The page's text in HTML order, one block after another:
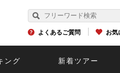
よくあるご質問 お気
ング 新着ツアー